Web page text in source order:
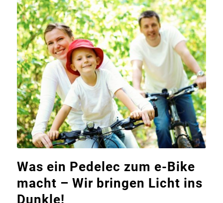
Was ein Pedelec zum e-Bike
macht – Wir bringen Licht ins
Dunkle!